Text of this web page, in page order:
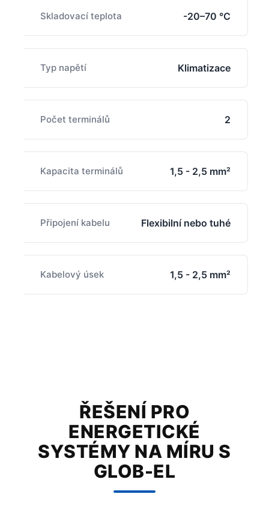
Skladovací teplota -20–70 °C
Typ napětí Klimatizace
Počet terminálů 2
Kapacita terminálů 1,5 - 2,5 mm²
Připojení kabelu Flexibilní nebo tuhé
Kabelový úsek 1,5 - 2,5 mm²
ŘEŠENÍ PRO
ENERGETICKÉ
SYSTÉMY NA MÍRU S
GLOB-EL